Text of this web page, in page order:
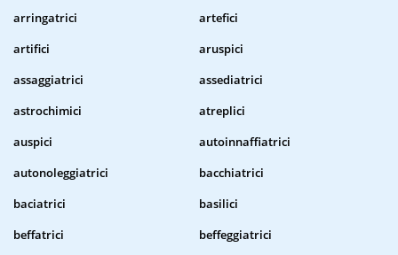
arringatrici
artefici
artifici
aruspici
assaggiatrici
assediatrici
astrochimici
atreplici
auspici
autoinnaffiatrici
autonoleggiatrici
bacchiatrici
baciatrici
basilici
beffatrici
beffeggiatrici